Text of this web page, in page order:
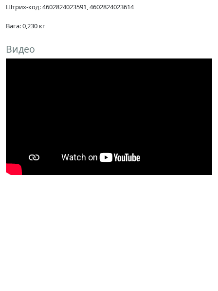
Штрих-код: 4602824023591, 4602824023614
Вага: 0,230 кг
Видео